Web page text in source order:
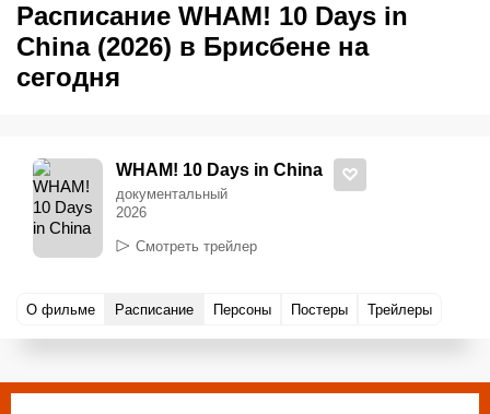
Расписание WHAM! 10 Days in
China (2026) в Брисбене на
сегодня
WHAM! 10 Days in China
документальный
2026
Смотреть трейлер
О фильме Расписание Персоны Постеры Трейлеры